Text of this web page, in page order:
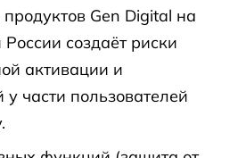
Gen Digital на
создаёт риски
активации и
у части пользователей